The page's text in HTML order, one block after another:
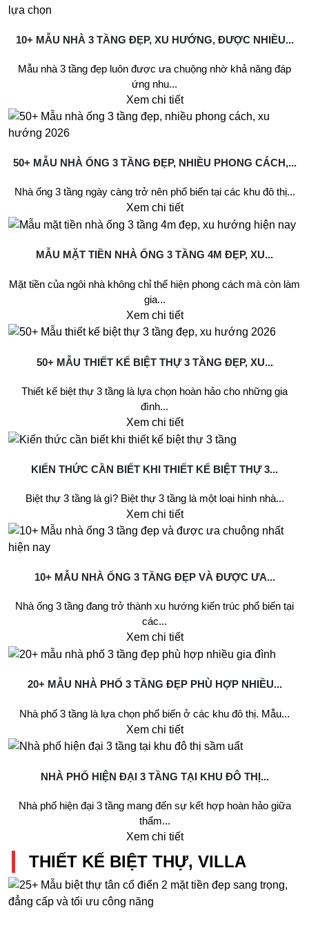
10+ MẪU NHÀ 3 TẦNG ĐẸP, XU HƯỚNG, ĐƯỢC NHIỀU...
Mẫu nhà 3 tầng đẹp luôn được ưa chuộng nhờ khả năng đáp
ứng nhu...
Xem chi tiết
50+ MẪU NHÀ ỐNG 3 TẦNG ĐẸP, NHIỀU PHONG CÁCH,...
Nhà ống 3 tầng ngày càng trở nên phổ biến tại các khu đô thị...
Xem chi tiết
MẪU MẶT TIỀN NHÀ ỐNG 3 TẦNG 4M ĐẸP, XU...
Mặt tiền của ngôi nhà không chỉ thể hiện phong cách mà còn làm
gia...
Xem chi tiết
50+ MẪU THIẾT KẾ BIỆT THỰ 3 TẦNG ĐẸP, XU...
Thiết kế biệt thự 3 tầng là lựa chọn hoàn hảo cho những gia
đình...
Xem chi tiết
KIẾN THỨC CẦN BIẾT KHI THIẾT KẾ BIỆT THỰ 3...
Biệt thự 3 tầng là gì? Biệt thự 3 tầng là một loại hình nhà...
Xem chi tiết
10+ MẪU NHÀ ỐNG 3 TẦNG ĐẸP VÀ ĐƯỢC ƯA...
Nhà ống 3 tầng đang trở thành xu hướng kiến trúc phổ biến tại
các...
Xem chi tiết
20+ MẪU NHÀ PHỐ 3 TẦNG ĐẸP PHÙ HỢP NHIỀU...
Nhà phố 3 tầng là lựa chọn phổ biến ở các khu đô thị. Mẫu...
Xem chi tiết
NHÀ PHỐ HIỆN ĐẠI 3 TẦNG TẠI KHU ĐÔ THỊ...
Nhà phố hiện đại 3 tầng mang đến sự kết hợp hoàn hảo giữa
thẩm...
Xem chi tiết
THIẾT KẾ BIỆT THỰ, VILLA